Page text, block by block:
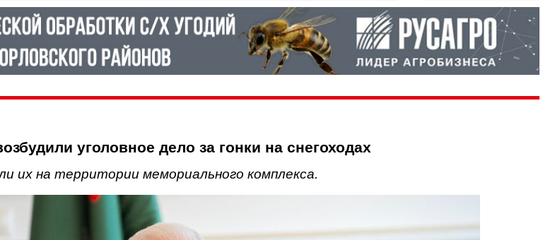
уголовное дело за гонки на снегоходах
их на территории мемориального комплекса.